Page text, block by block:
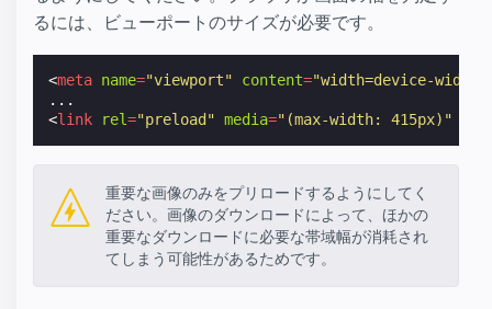
るには、ビューポートのサイズが必要です。
<meta name="viewport" content="width=device-width"
<link rel="preload" media="(max-width: 415px)"
重要な画像のみをプリロードするようにしてく
ださい。画像のダウンロードによって、ほかの
重要なダウンロードに必要な帯域幅が消耗され
てしまう可能性があるためです。